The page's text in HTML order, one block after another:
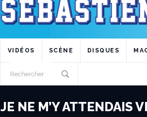
VIDÉOS SCÈNE DISQUES
JE NE M’Y ATTENDAIS